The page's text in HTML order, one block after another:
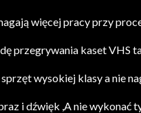
więcej pracy przy
przegrywania kaset VHS
wysokiej klasy a nie
i dźwięk ,A nie wykonać